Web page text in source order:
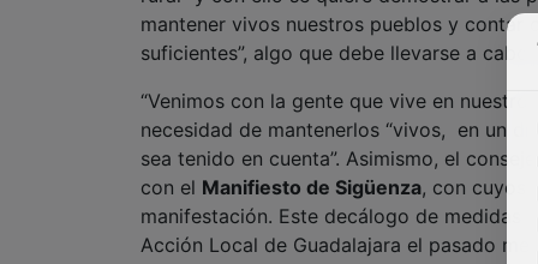
“Venimos con la gente que vive en
necesidad de mantenerlos “vivos, en un
sea tenido en cuenta”. Asimismo, el
con elManifiesto de Sigüenza, con cuyos
manifestación. Este decálogo de medidas
Acción Local de Guadalajara el pasado
ha sido ya ratificado por los 29 grupos de
Rural, Recamder.
En cuanto al presidente de Fadeta, Jesús